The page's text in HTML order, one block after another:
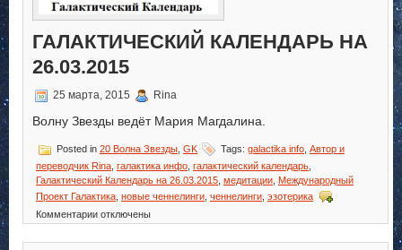
ГАЛАКТИЧЕСКИЙ КАЛЕНДАРЬ НА
26.03.2015
25 марта, 2015 Rina
Волну Звезды ведёт Мария Магдалина.
Posted in 20 Волна Звезды GK Tags: galactika info Автор и
переводчик Rina галактика инфо галактический календарь
Галактический Календарь на 26.03.2015 медитации Международный
Проект Галактика новые ченнелинги ченнелинги эзотерика
Комментариик
записи
Галактический
отключены